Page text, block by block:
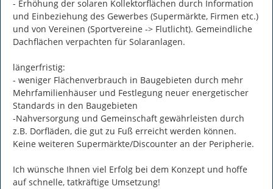
- Erhöhung der solaren Kollektorflächen durch Information
und Einbeziehung des Gewerbes (Supermärkte, Firmen etc.)
und von Vereinen (Sportvereine -> Flutlicht). Gemeindliche
Dachflächen verpachten für Solaranlagen.
längerfristig:
- weniger Flächenverbrauch in Baugebieten durch mehr
Mehrfamilienhäuser und Festlegung neuer energetischer
Standards in den Baugebieten
-Nahversorgung und Gemeinschaft gewährleisten durch
z.B. Dorfläden, die gut zu Fuß erreicht werden können.
Keine weiteren Supermärkte/Discounter an der Peripherie.
Ich wünsche Ihnen viel Erfolg bei dem Konzept und hoffe
auf schnelle, tatkräftige Umsetzung!